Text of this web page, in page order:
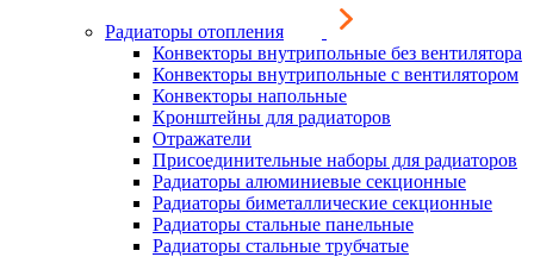
Радиаторы отопления
Конвекторы внутрипольные без вентилятора
Конвекторы внутрипольные с вентилятором
Конвекторы напольные
Кронштейны для радиаторов
Отражатели
Присоединительные наборы для радиаторов
Радиаторы алюминиевые секционные
Радиаторы биметаллические секционные
Радиаторы стальные панельные
Радиаторы стальные трубчатые